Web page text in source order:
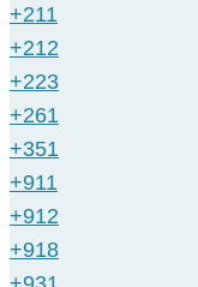
+211
+212
+223
+261
+351
+911
+912
+918